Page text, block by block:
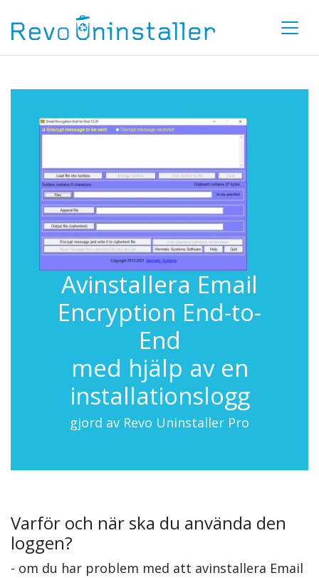
Avinstallera Email
Encryption End-to-
End
med hjälp av en
installationslogg
gjord av Revo Uninstaller Pro
Varför och när ska du använda den
loggen?
- om du har problem med att avinstallera Email